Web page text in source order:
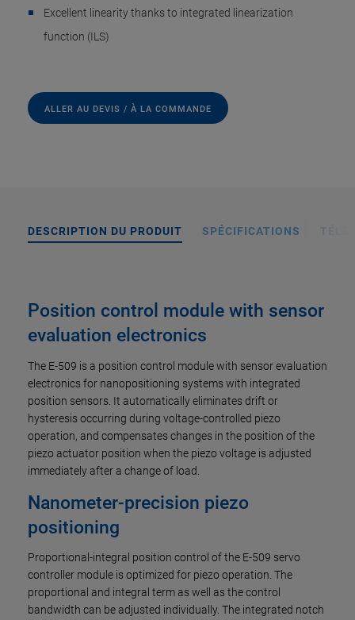
Excellent linearity thanks to integrated linearization
function (ILS)
ALLER AU DEVIS / À LA COMMANDE
DESCRIPTION DU PRODUIT SPÉCIFICATIONS
Position control module with sensor
evaluation electronics
The E-509 is a position control module with sensor evaluation
electronics for nanopositioning systems with integrated
position sensors. It automatically eliminates drift or
hysteresis occurring during voltage-controlled piezo
operation, and compensates changes in the position of the
piezo actuator position when the piezo voltage is adjusted
immediately after a change of load.
Nanometer-precision piezo
positioning
Proportional-integral position control of the E-509 servo
controller module is optimized for piezo operation. The
proportional and integral term as well as the control
bandwidth can be adjusted individually. The integrated notch